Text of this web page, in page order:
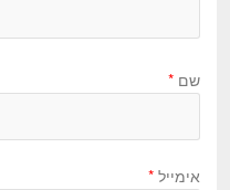
שם *
אימייל *